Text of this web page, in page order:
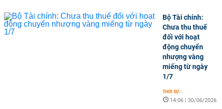
Bộ Tài chính:
Chưa thu thuế
đối với hoạt
động chuyển
nhượng vàng
miếng từ ngày
1/7
THỜI SỰ -
14:06 | 30/06/2026